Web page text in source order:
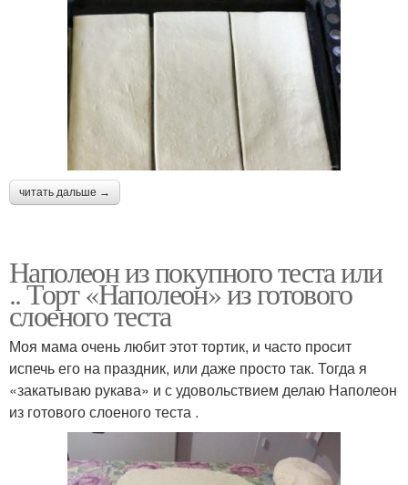
читать дальше →
Наполеон из покупного теста или
.. Торт «Наполеон» из готового
слоеного теста
Моя мама очень любит этот тортик, и часто просит
испечь его на праздник, или даже просто так. Тогда я
«закатываю рукава» и с удовольствием делаю Наполеон
из готового слоеного теста .